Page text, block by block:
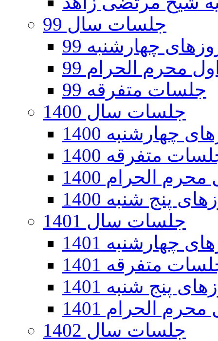
جلسات سال 99
چهارشنبه 99
محرم الحرام 99
جلسات متفرقه 99
جلسات سال 1400
چهارشنبه 1400
متفرقه 1400
الحرام 1400
پنج شنبه 1400
جلسات سال 1401
چهارشنبه 1401
متفرقه 1401
پنج شنبه 1401
الحرام 1401
جلسات سال 1402